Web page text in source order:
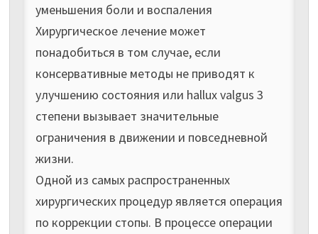
уменьшения боли и воспаления
Хирургическое лечение может
понадобиться в том случае, если
консервативные методы не приводят к
улучшению состояния или hallux valgus 3
степени вызывает значительные
ограничения в движении и повседневной
жизни.
Одной из самых распространенных
хирургических процедур является операция
по коррекции стопы. В процессе операции